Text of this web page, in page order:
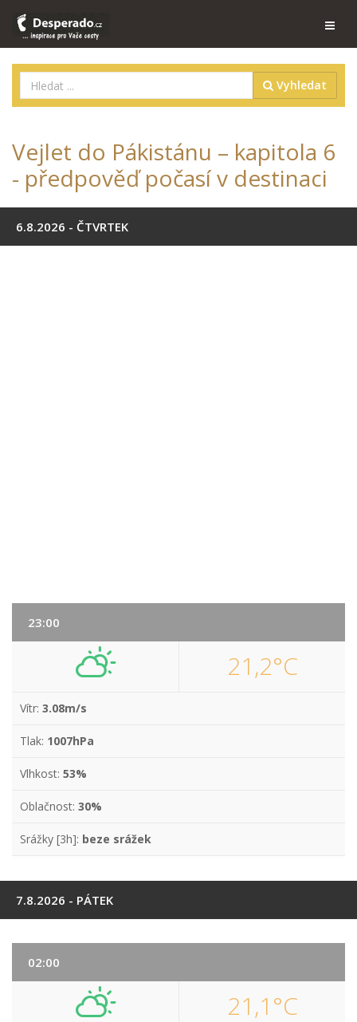
Vyhledat
Vejlet do Pákistánu – kapitola 6
- předpověď počasí v destinaci
6.8.2026 - ČTVRTEK
23:00
21,2°C
Vítr: 3.08m/s
Tlak: 1007hPa
Vlhkost: 53%
Oblačnost: 30%
Srážky [3h]: beze srážek
7.8.2026 - PÁTEK
02:00
21,1°C